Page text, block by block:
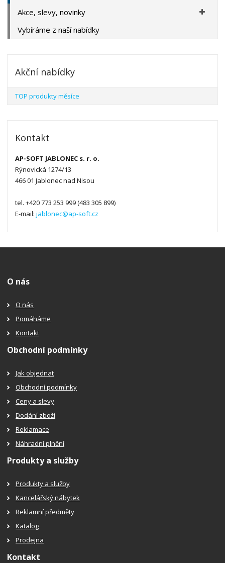
Akce, slevy, novinky
Vybíráme z naší nabídky
Akční nabídky
TOP produkty měsíce
Kontakt
AP-SOFT JABLONEC s. r. o.
Rýnovická 1274/13
466 01 Jablonec nad Nisou
tel. +420 773 253 999 (483 305 899)
E-mail:jablonec@ap-soft.cz
O nás
O nás
Pomáháme
Kontakt
Obchodní podmínky
Jak objednat
Obchodní podmínky
Ceny a slevy
Dodání zboží
Reklamace
Náhradní plnění
Produkty a služby
Produkty a služby
Kancelářský nábytek
Reklamní předměty
Katalog
Prodejna
Kontakt